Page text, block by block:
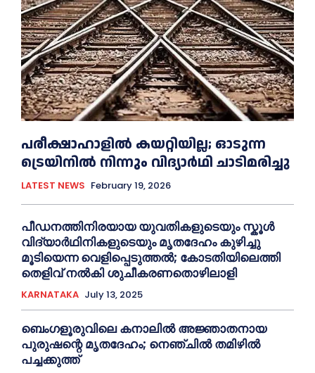
പരീക്ഷാഹാളിൽ കയറ്റിയില്ല; ഓടുന്ന
ട്രെയിനിൽ നിന്നും വിദ്യാർഥി ചാടിമരിച്ചു
LATEST NEWS February 19, 2026
പീഡനത്തിനിരയായ യുവതികളുടെയും സ്കൂൾ
വിദ്യാർഥിനികളുടെയും മൃതദേഹം കുഴിച്ചു
മൂടിയെന്ന വെളിപ്പെടുത്തൽ; കോടതിയിലെത്തി
തെളിവ് നൽകി ശുചീകരണതൊഴിലാളി
KARNATAKA July 13, 2025
ബെംഗളൂരുവിലെ കനാലിൽ അജ്ഞാതനായ
പുരുഷന്റെ മൃതദേഹം; നെഞ്ചിൽ തമിഴിൽ
പച്ചക്കുത്ത്